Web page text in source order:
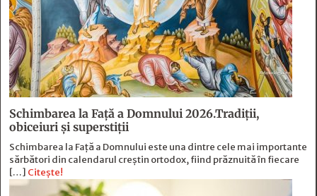
Schimbarea la Față a Domnului 2026.Tradiții,
obiceiuri și superstiții
Schimbarea la Față a Domnului este una dintre cele mai importante
sărbători din calendarul creștin ortodox, fiind prăznuită în fiecare
[…] Citește!